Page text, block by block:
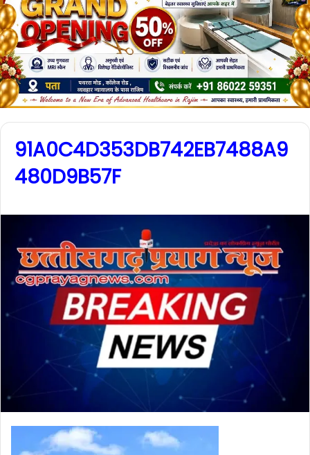
91A0C4D353DB742EB7488A9
480D9B57F